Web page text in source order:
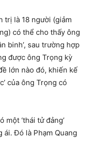
trị là 18 người (giảm
có thể cho thấy ông
binh’, sau trường hợp
được ông Trọng kỳ
lớn nào đó, khiến kế
của ông Trọng có
một ‘thái tử đảng’
ái. Đó là Phạm Quang